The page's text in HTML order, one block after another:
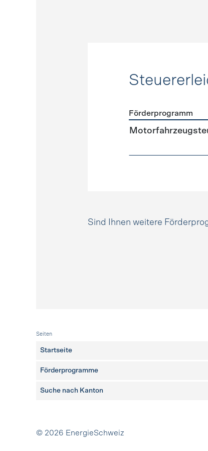
Förderprogramme
Förderprogramm
Sind Ihnen weitere
Fusszeile
Seiten
Startseite
Förderprogramme
Suche nach Kanton
Partner
© 2026 EnergieSchweiz